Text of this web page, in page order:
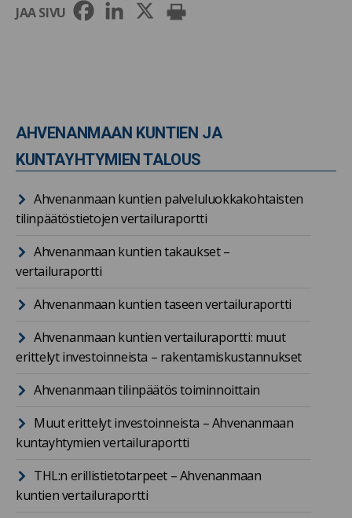
JAA SIVU
AHVENANMAAN KUNTIEN JA
KUNTAYHTYMIEN TALOUS
Ahvenanmaan kuntien palveluluokkakohtaisten
tilinpäätöstietojen vertailuraportti
Ahvenanmaan kuntien takaukset –
vertailuraportti
Ahvenanmaan kuntien taseen vertailuraportti
Ahvenanmaan kuntien vertailuraportti: muut
erittelyt investoinneista – rakentamiskustannukset
Ahvenanmaan tilinpäätös toiminnoittain
Muut erittelyt investoinneista – Ahvenanmaan
kuntayhtymien vertailuraportti
THL:n erillistietotarpeet – Ahvenanmaan
kuntien vertailuraportti